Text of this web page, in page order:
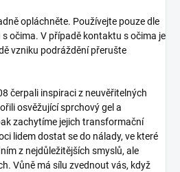
opláchněte. Používejte pouze dle
očima. V případě kontaktu s očima je
vzniku podráždění přerušte
čerpali inspiraci z neuvěřitelných
osvěžující sprchový gel a
zachytíme jejich transformační
lidem dostat se do nálady, ve které
z nejdůležitějších smyslů, ale
Vůně má sílu zvednout vás, když